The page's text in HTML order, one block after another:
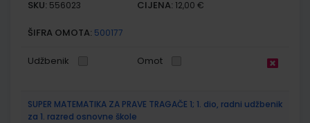
SKU: 556023 CIJENA: 12,00 €
ŠIFRA OMOTA: 500177
Udžbenik Omot
SUPER MATEMATIKA ZA PRAVE TRAGAČE 1; 1. dio, radni udžbenik
za 1. razred osnovne škole